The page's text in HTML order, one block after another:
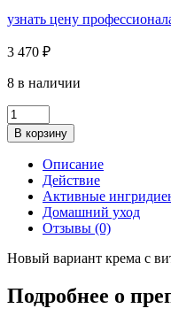
узнать цену
3 470 ₽
8 в наличии
Количество
товара
C
Success
Cream
sensitive
70
В корзину
Описание
Действие
Активные
Домашний уход
Отзывы (0)
Новый вариант крема с
Подробнее о